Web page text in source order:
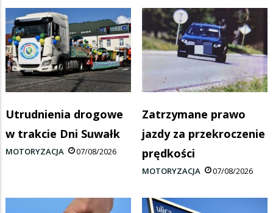
Utrudnienia drogowe
w trakcie Dni Suwałk
MOTORYZACJA 07/08/2026
Zatrzymane prawo
jazdy za przekroczenie
prędkości
MOTORYZACJA 07/08/2026